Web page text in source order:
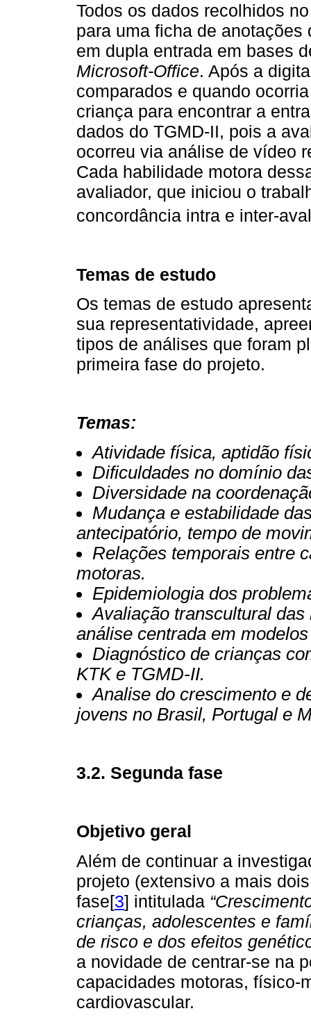
Todos os dados recolhidos
para uma ficha de
em dupla entrada em bases
Microsoft-Office. Após a
comparados e quando
criança para encontrar a
dados do TGMD-II, pois a
ocorreu via análise de vídeo
Cada habilidade motora
avaliador, que iniciou o
concordância intra e inter-
Temas de estudo
Os temas de estudo
sua representatividade,
tipos de análises que foram
primeira fase do projeto.
Temas:
Atividade física, aptidão
Dificuldades no domínio
Diversidade na
Mudança e estabilidade
antecipatório, tempo de
Relações temporais entre
motoras.
Epidemiologia dos
Avaliação transcultural
análise centrada em
Diagnóstico de crianças
KTK e TGMD-II.
Analise do crescimento e
jovens no Brasil, Portugal e
3.2. Segunda fase
Objetivo geral
Além de continuar a
projeto (extensivo a mais
fase[3] intitulada
crianças, adolescentes e
de risco e dos efeitos
a novidade de centrar-se na
capacidades motoras, físico-
cardiovascular.